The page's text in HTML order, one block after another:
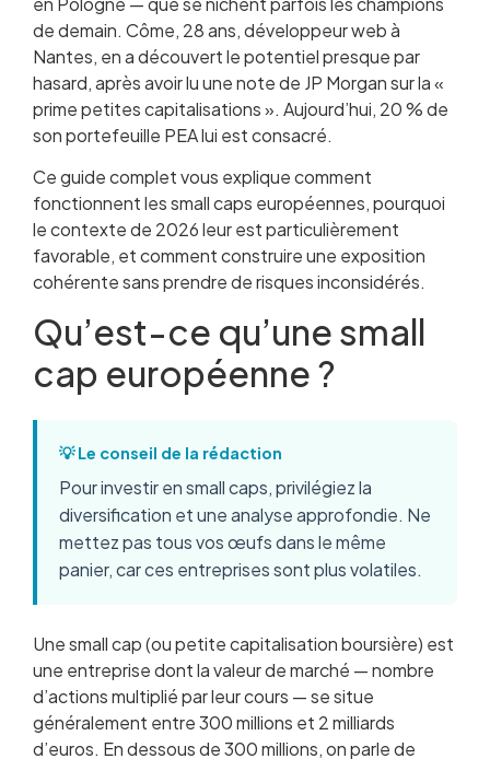
de demain. Côme, 28 ans, développeur web à
Nantes, en a découvert le potentiel presque par
hasard, après avoir lu une note de JP Morgan sur la «
prime petites capitalisations ». Aujourd’hui, 20 % de
son portefeuille PEA lui est consacré.
Ce guide complet vous explique comment
fonctionnent les small caps européennes, pourquoi
le contexte de 2026 leur est particulièrement
favorable, et comment construire une exposition
cohérente sans prendre de risques inconsidérés.
Qu’est-ce qu’une small
cap européenne ?
💡 Le conseil de la rédaction
Pour investir en small caps, privilégiez la
diversification et une analyse approfondie. Ne
mettez pas tous vos œufs dans le même
panier, car ces entreprises sont plus volatiles.
Une small cap (ou petite capitalisation boursière) est
une entreprise dont la valeur de marché — nombre
d’actions multiplié par leur cours — se situe
généralement entre 300 millions et 2 milliards
d’euros. En dessous de 300 millions, on parle de